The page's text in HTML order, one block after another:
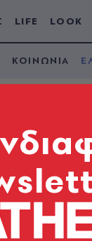
LIFE LOOK
ΚΟΙΝΩΝΙΑ